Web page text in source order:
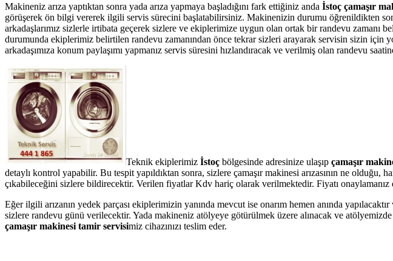
Makineniz arıza yaptıktan sonra yada arıza yapmaya başladığını fark ettiğiniz anda İstoç çamaşır
görüşerek ön bilgi vererek ilgili servis sürecini başlatabilirsiniz. Makinenizin durumu öğrenildikten
arkadaşlarımız sizlerle irtibata geçerek sizlere ve ekiplerimize uygun olan ortak bir randevu
durumunda ekiplerimiz belirtilen randevu zamanından önce tekrar sizleri arayarak servisin sizin için
arkadaşımıza konum paylaşımı yapmanız servis süresini hızlandıracak ve verilmiş olan randevu
Teknik ekiplerimiz İstoç bölgesinde adresinize ulaşıp çamaşır
detaylı kontrol yapabilir. Bu tespit yapıldıktan sonra, sizlere çamaşır makinesi arızasının ne
çıkabileceğini sizlere bildirecektir. Verilen fiyatlar Kdv hariç olarak verilmektedir. Fiyatı
Eğer ilgili arızanın yedek parçası ekiplerimizin yanında mevcut ise onarım hemen anında
sizlere randevu günü verilecektir. Yada makineniz atölyeye götürülmek üzere alınacak ve
çamaşır makinesi tamir servisimiz cihazınızı teslim eder.